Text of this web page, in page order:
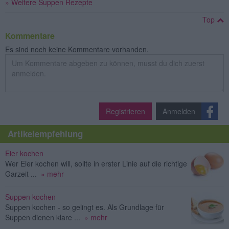
Top
Kommentare
Es sind noch keine Kommentare vorhanden.
Registrieren Anmelden
Artikelempfehlung
Eier kochen
Wer Eier kochen will, sollte in erster Linie auf die richtige
Garzeit ...
» mehr
Suppen kochen
Suppen kochen - so gelingt es. Als Grundlage für
Suppen dienen klare ...
» mehr